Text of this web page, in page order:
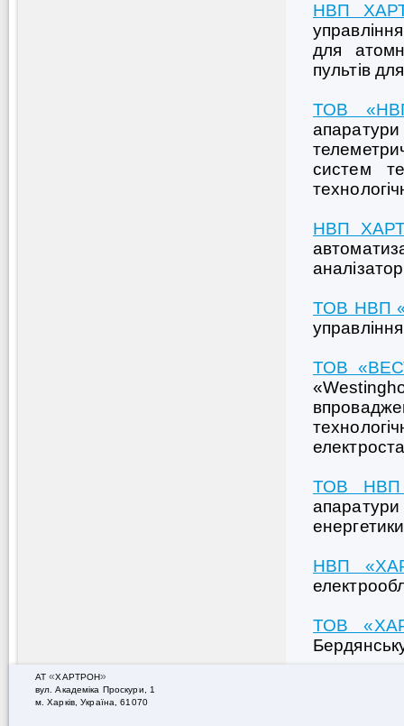
НВП
для
пультів
ТОВ
систем
НВП
ТОВ НВП
ТОВ
ТОВ НВП
НВП
ТОВ
АТ«ХАРТРОН»
вул. Академiка Проскури, 1
м. Харків, Україна, 61070